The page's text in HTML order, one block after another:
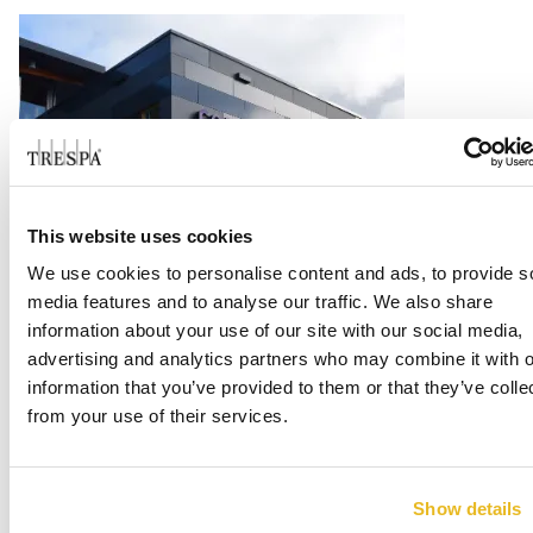
This website uses cookies
We use cookies to personalise content and ads, to provide
media features and to analyse our traffic. We also share
information about your use of our site with our social media,
advertising and analytics partners who may combine it with
information that you’ve provided to them or that they’ve
from your use of their services.
Show details
Office Centrada
Lue lisää